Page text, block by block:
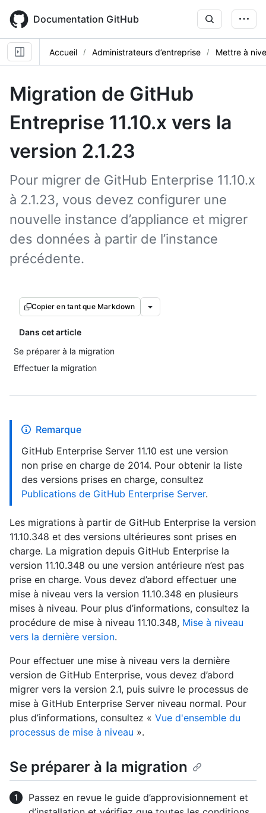
main
content
Documentation GitHub
Accueil Administrateurs d’entreprise Mettre à
Migration de GitHub
Entreprise 11.10.x vers la
version 2.1.23
Pour migrer de GitHub Enterprise 11.10.x
à 2.1.23, vous devez configurer une
nouvelle instance d’appliance et migrer
des données à partir de l’instance
précédente.
Copier en tant que Markdown
Dans cet article
Se préparer à la migration
Effectuer la migration
Remarque
GitHub Enterprise Server 11.10 est une version
non prise en charge de 2014. Pour obtenir la liste
des versions prises en charge, consultez
Publications de GitHub Enterprise Server.
Les migrations à partir de GitHub Enterprise la version
11.10.348 et des versions ultérieures sont prises en
charge. La migration depuis GitHub Enterprise la
version 11.10.348 ou une version antérieure n’est pas
prise en charge. Vous devez d’abord effectuer une
mise à niveau vers la version 11.10.348 en plusieurs
mises à niveau. Pour plus d’informations, consultez la
procédure de mise à niveau 11.10.348, Mise à niveau
vers la dernière version.
Pour effectuer une mise à niveau vers la dernière
version de GitHub Enterprise, vous devez d’abord
migrer vers la version 2.1, puis suivre le processus de
mise à GitHub Enterprise Server niveau normal. Pour
plus d’informations, consultez « Vue d'ensemble du
processus de mise à niveau ».
Se préparer à la migration
Passez en revue le guide d’approvisionnement et